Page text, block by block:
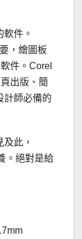
件。
，繪圖板
件。Corel
出版、簡
計師必備的
此，
。絕對是給